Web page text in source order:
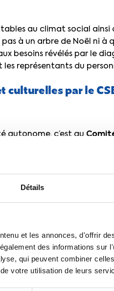
Détails
et les annonces, d'offrir
des informations sur
qui peuvent combiner
votre utilisation de leurs
au climat social ainsi
pas à un arbre de Noël ni à
besoins révélés par le
représentants du
culturelles par le
autonome, c’est au
du personnel,
activités sociales et
organismes créés par le
aux salariés et anciens
aux stagiaires. À noter :
il appartient au CSE d’en